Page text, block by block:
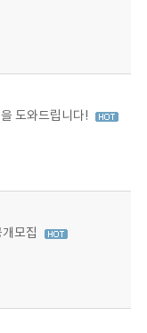
도와드립니다!
모집